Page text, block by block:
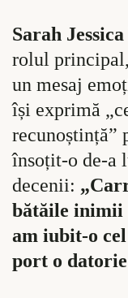
Sarah
rolul
un mesaj
își exprimă
recunoștință”
însoțit-o de-a
decenii:
bătăile inimii
am iubit-o
port o